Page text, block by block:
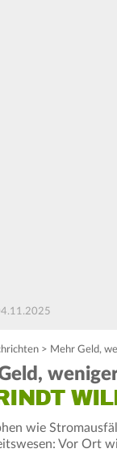
> Mehr Geld,
wie
Vor Ort